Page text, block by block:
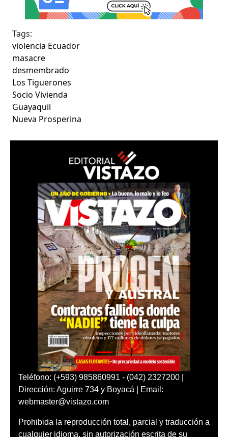
Tags:
violencia Ecuador
masacre
desmembrado
Los Tiguerones
Socio Vivienda
Guayaquil
Nueva Prosperina
Teléfono: (+593) 985860991 - (042) 2327200 |
Dirección: Aguirre 734 y Boyacá | Email:
webmaster@vistazo.com
Prohibida la reproducción total, parcial y traducción a
cualquier idioma, sin autorización escrita de su